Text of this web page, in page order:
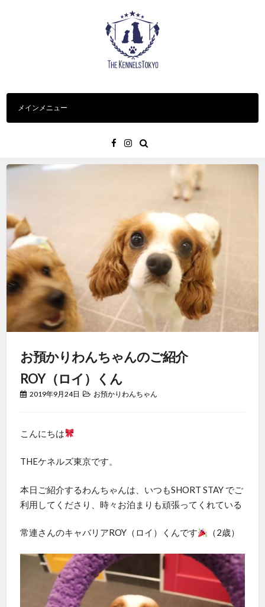
ス
ッ
メインメニュー
FacebookInstagram
お預かりわんちゃんのご紹介
ROY（ロイ）くん
2019年9月24日 お預かりわんちゃん
こんにちは
THEケネルズ東京です。
本日ご紹介するわんちゃんは、いつもSHORT STAY でご
利用してくださり、時々お泊まりも頑張ってくれている
常連さんのキャバリアROY（ロイ）くんです （2歳）